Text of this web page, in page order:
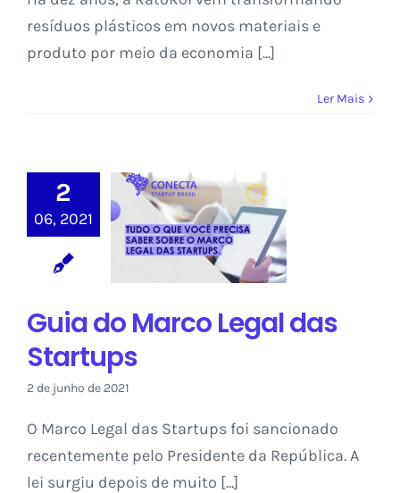
resíduos plásticos em novos materiais e
produto por meio da economia [...]
Ler Mais
2
06, 2021
Guia do Marco
Legal das
Startups
Guia do Marco Legal das
Startups
2 de junho de 2021
O Marco Legal das Startups foi sancionado
recentemente pelo Presidente da República. A
lei surgiu depois de muito [...]